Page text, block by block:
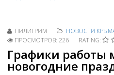
ПИЛИГРИМ НОВОСТИ
ПРОСМОТРОВ: 226
RATING:
Графики работы
новогодние